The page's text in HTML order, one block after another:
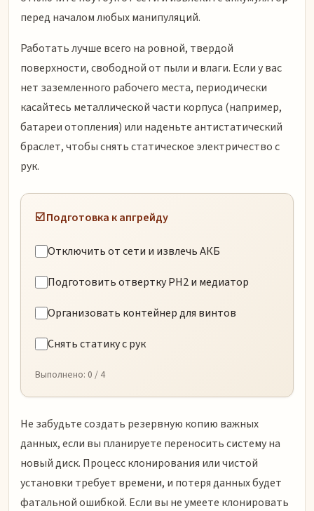
перед началом любых манипуляций.
Работать лучше всего на ровной, твердой
поверхности, свободной от пыли и влаги. Если у вас
нет заземленного рабочего места, периодически
касайтесь металлической части корпуса (например,
батареи отопления) или наденьте антистатический
браслет, чтобы снять статическое электричество с
рук.
☑️ Подготовка к апгрейду
Отключить от сети и извлечь АКБ
Подготовить отвертку PH2 и медиатор
Организовать контейнер для винтов
Снять статику с рук
Выполнено: 0 / 4
Не забудьте создать резервную копию важных
данных, если вы планируете переносить систему на
новый диск. Процесс клонирования или чистой
установки требует времени, и потеря данных будет
фатальной ошибкой. Если вы не умеете клонировать